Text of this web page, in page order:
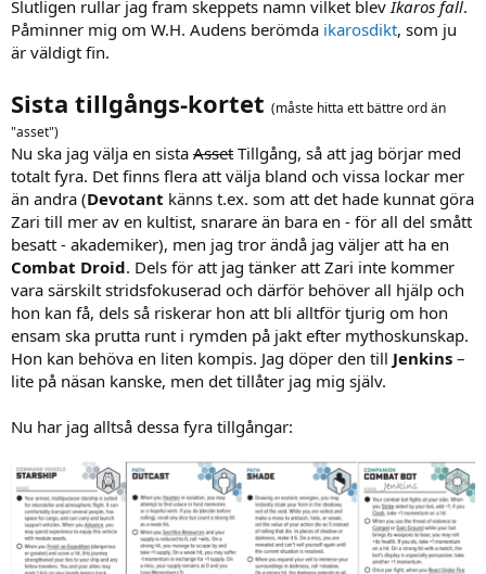
Slutligen rullar jag fram skeppets namn vilket blevIkaros fall.
Påminner mig om W.H. Audens berömda ikarosdikt, som ju
är väldigt fin.
Sista tillgångs-kortet (måste hitta ett bättre ord än
"asset")
Nu ska jag välja en sista Asset Tillgång, så att jag börjar med
totalt fyra. Det finns flera att välja bland och vissa lockar mer
än andra (Devotant känns t.ex. som att det hade kunnat göra
Zari till mer av en kultist, snarare än bara en - för all del smått
besatt - akademiker), men jag tror ändå jag väljer att ha en
Combat Droid. Dels för att jag tänker att Zari inte kommer
vara särskilt stridsfokuserad och därför behöver all hjälp och
hon kan få, dels så riskerar hon att bli alltför tjurig om hon
ensam ska prutta runt i rymden på jakt efter mythoskunskap.
Hon kan behöva en liten kompis. Jag döper den till Jenkins –
lite på näsan kanske, men det tillåter jag mig själv.
Nu har jag alltså dessa fyra tillgångar: